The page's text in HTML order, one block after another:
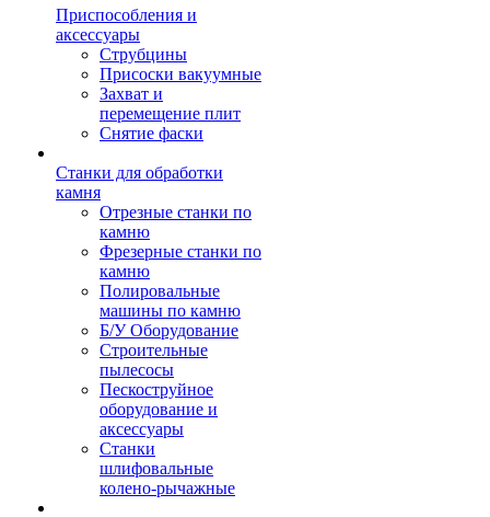
Приспособления и
аксессуары
Струбцины
Присоски вакуумные
Захват и
перемещение плит
Снятие фаски
Станки для обработки
камня
Отрезные станки по
камню
Фрезерные станки по
камню
Полировальные
машины по камню
Б/У Оборудование
Строительные
пылесосы
Пескоструйное
оборудование и
аксессуары
Станки
шлифовальные
колено-рычажные